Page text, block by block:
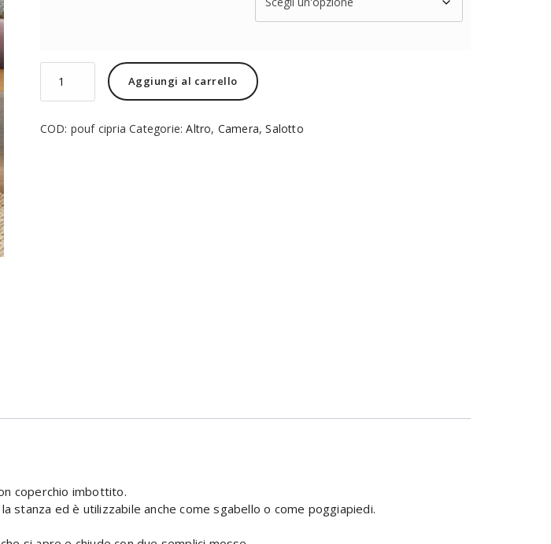
POUF
CONTENITORE
QUADRATO
CIPRIA
Aggiungi al carrello
COD: pouf cipria Categorie:Altro, Camera,Salotto
coperchio imbottito.
ed è utilizzabile anche come sgabello o come poggiapiedi.